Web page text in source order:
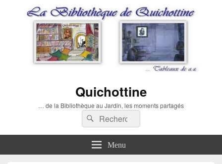
Quichottine
… de la Bibliothèque au Jardin, les moments partagés
Recherche :
Rechercher
Menu